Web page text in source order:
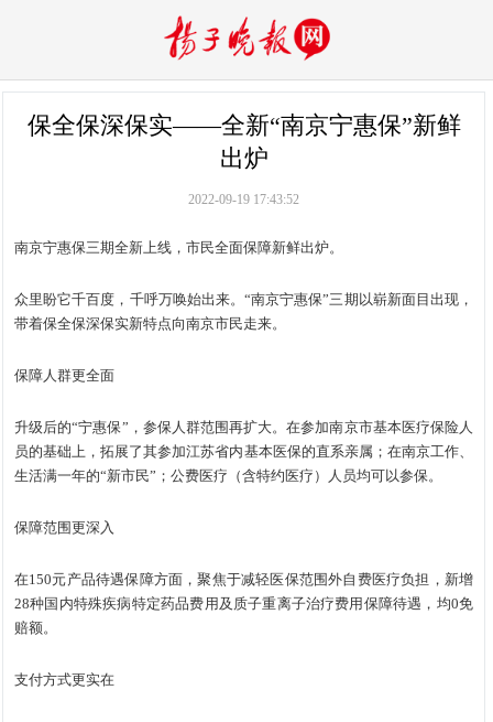
保全保深保实——全新“南京宁惠保”新鲜
出炉
2022-09-19 17:43:52
南京宁惠保三期全新上线，市民全面保障新鲜出炉。
众里盼它千百度，千呼万唤始出来。“南京宁惠保”三期以崭新面目出现，
带着保全保深保实新特点向南京市民走来。
保障人群更全面
升级后的“宁惠保”，参保人群范围再扩大。在参加南京市基本医疗保险人
员的基础上，拓展了其参加江苏省内基本医保的直系亲属；在南京工作、
生活满一年的“新市民”；公费医疗（含特约医疗）人员均可以参保。
保障范围更深入
在150元产品待遇保障方面，聚焦于减轻医保范围外自费医疗负担，新增
28种国内特殊疾病特定药品费用及质子重离子治疗费用保障待遇，均0免
赔额。
支付方式更实在